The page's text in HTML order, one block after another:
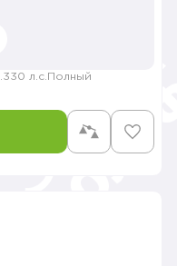
330 л.с. Полный